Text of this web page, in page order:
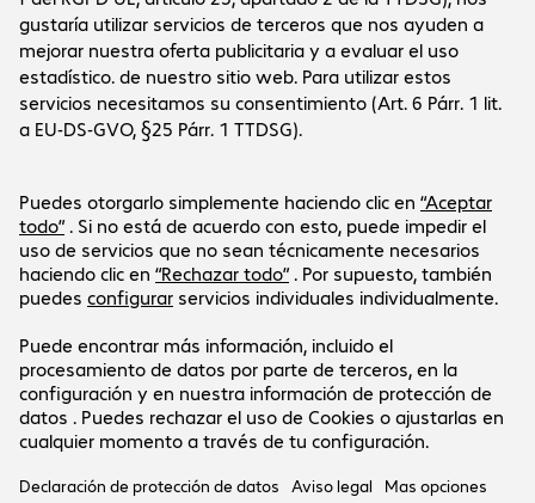
Sobre la empresa
La empresa
Oficinas de Bechtle
Prensa
Relación con inversores
Certificados
Servicio al cliente
Centro de ayuda
Canal de denuncias
Newsletter
Social Media
LinkedIn
empresas y entidades públicas.
Los precios se expresan en euros sin incluir el IVA
vigente.